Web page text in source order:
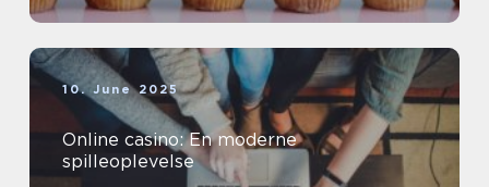
10. June 2025
Online casino: En moderne
spilleoplevelse